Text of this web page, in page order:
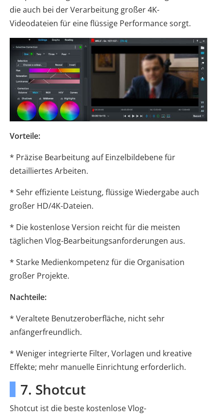
die auch bei der Verarbeitung großer 4K-
Videodateien für eine flüssige Performance sorgt.
Vorteile:
* Präzise Bearbeitung auf Einzelbildebene für
detailliertes Arbeiten.
* Sehr effiziente Leistung, flüssige Wiedergabe auch
großer HD/4K-Dateien.
* Die kostenlose Version reicht für die meisten
täglichen Vlog-Bearbeitungsanforderungen aus.
* Starke Medienkompetenz für die Organisation
großer Projekte.
Nachteile:
* Veraltete Benutzeroberfläche, nicht sehr
anfängerfreundlich.
* Weniger integrierte Filter, Vorlagen und kreative
Effekte; mehr manuelle Einrichtung erforderlich.
7. Shotcut
Shotcut ist die beste kostenlose Vlog-